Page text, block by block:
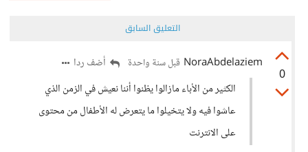
التعليق السابق
0
NoraAbdelaziem قبل سنة واحدة
أضف ردا
الكثير من الأباء مازالوا يظنوا أننا نعيش في الزمن الذي
عاشوا فيه ولا يتخيلوا ما يتعرض له الأطفال من محتوى
على الانترنت